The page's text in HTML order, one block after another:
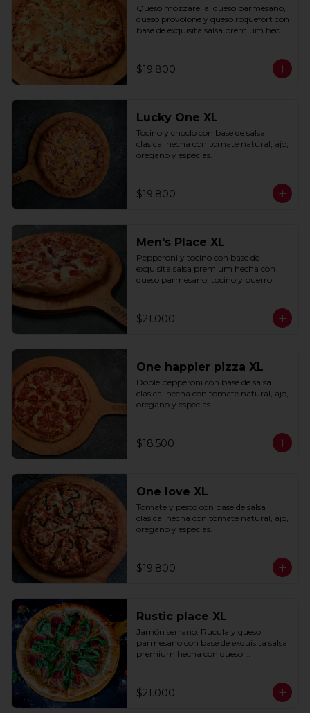
Queso mozzarella, queso parmesano,
queso provolone y queso roquefort con
base de exquisita salsa premium hecha
$19.800
Lucky One XL
Tocino y choclo con base de salsa
clasica  hecha con tomate natural, ajo,
oregano y especias.
$19.800
Men's Place XL
Pepperoni y tocino con base de
exquisita salsa premium hecha con
queso parmesano, tocino y puerro.
$21.000
One happier pizza XL
Doble pepperoni con base de salsa
clasica  hecha con tomate natural, ajo,
oregano y especias.
$18.500
One love XL
Tomate y pesto con base de salsa
clasica  hecha con tomate natural, ajo,
oregano y especias.
$19.800
Rustic place XL
Jamón serrano, Rucula y queso
parmesano con base de exquisita salsa
premium hecha con queso
$21.000